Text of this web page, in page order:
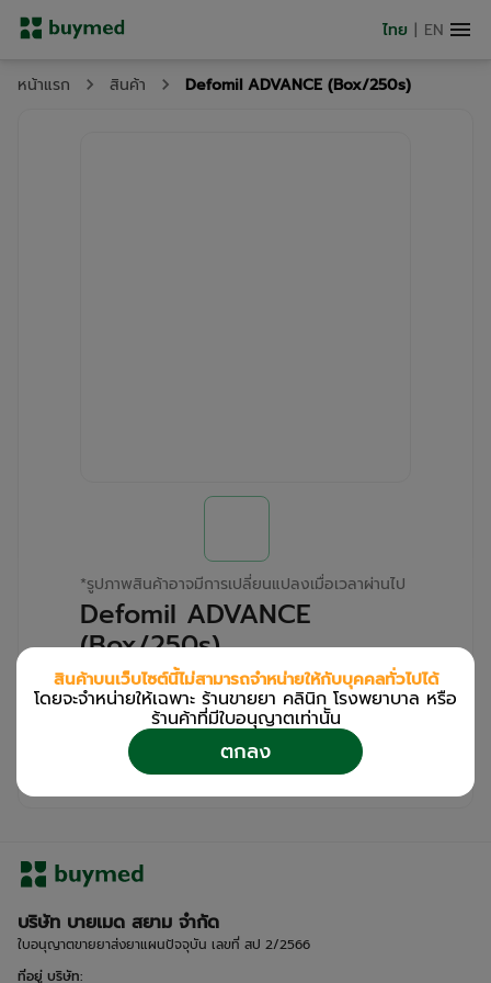
ไทย | EN
หน้าแรก สินค้า Defomil ADVANCE (Box/250s)
*รูปภาพสินค้าอาจมีการเปลี่ยนแปลงเมื่อเวลาผ่านไป
Defomil ADVANCE
(Box/250s)
สำหรับลูกค้าเฉพาะร้านขายยา คลินิก และโรง
พยาบาล
เข้าสู่ระบบ
เพื่อดูรายละเอียดเพิ่มเติม
บริษัท บายเมด สยาม จำกัด
ใบอนุญาตขายยาส่งยาแผนปัจจุบัน เลขที่ สป 2/2566
ที่อยู่ บริษัท:
สินค้าบนเว็บไซต์นี้ไม่สามารถจำหน่ายให้กับบุคคลทั่วไปได้
โดยจะจำหน่ายให้เฉพาะ ร้านขายยา คลินิก โรงพยาบาล หรือ
ร้านค้าที่มีใบอนุญาตเท่านััน
ตกลง